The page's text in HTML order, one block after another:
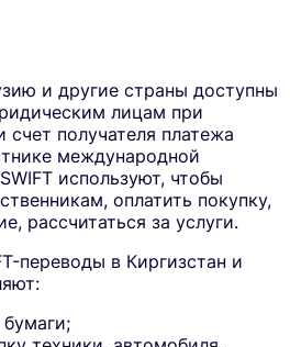
и другие страны доступны
лицам при
счет получателя платежа
международной
используют, чтобы
оплатить покупку,
рассчитаться за услуги.
переводы в Киргизстан и